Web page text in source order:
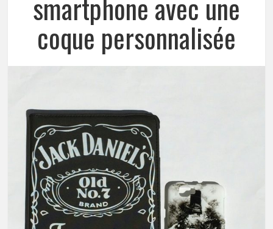
smartphone avec une
coque personnalisée